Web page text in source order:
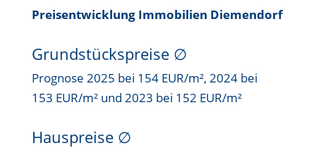
Preisentwicklung Immobilien Diemendorf
Grundstückspreise ∅
Prognose 2025 bei 154 EUR/m², 2024 bei
153 EUR/m² und 2023 bei 152 EUR/m²
Hauspreise ∅